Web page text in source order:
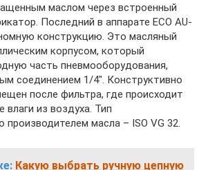
маслом через встроенный
Последний в аппарате ECO AU-
конструкцию. Это масляный
корпусом, который
часть пневмооборудования,
соединением 1/4″. Конструктивно
после фильтра, где происходит
влаги из воздуха. Тип
производителем масла – ISO VG 32.
Какую выбрать ручную цепную